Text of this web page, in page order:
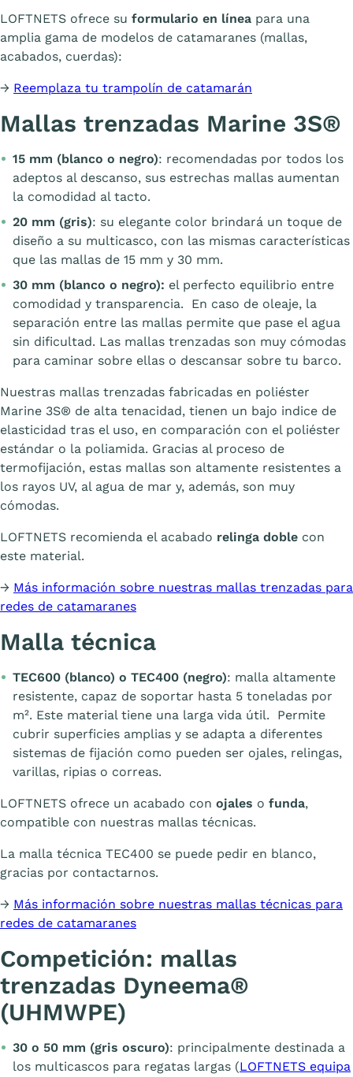
LOFTNETS ofrece su formulario en línea para una
amplia gama de modelos de catamaranes (mallas,
acabados, cuerdas):
→ Reemplaza tu trampolín de catamarán
Mallas trenzadas Marine 3S®
15 mm (blanco o negro): recomendadas por todos los
adeptos al descanso, sus estrechas mallas aumentan
la comodidad al tacto.
20 mm (gris): su elegante color brindará un toque de
diseño a su multicasco, con las mismas características
que las mallas de 15 mm y 30 mm.
30 mm (blanco o negro): el perfecto equilibrio entre
comodidad y transparencia. En caso de oleaje, la
separación entre las mallas permite que pase el agua
sin dificultad. Las mallas trenzadas son muy cómodas
para caminar sobre ellas o descansar sobre tu barco.
Nuestras mallas trenzadas fabricadas en poliéster
Marine 3S® de alta tenacidad, tienen un bajo indice de
elasticidad tras el uso, en comparación con el poliéster
estándar o la poliamida. Gracias al proceso de
termofijación, estas mallas son altamente resistentes a
los rayos UV, al agua de mar y, además, son muy
cómodas.
LOFTNETS recomienda el acabado relinga doble con
este material.
→ Más información sobre nuestras mallas trenzadas para
redes de catamaranes
Malla técnica
TEC600 (blanco) o TEC400 (negro): malla altamente
resistente, capaz de soportar hasta 5 toneladas por
m². Este material tiene una larga vida útil. Permite
cubrir superficies amplias y se adapta a diferentes
sistemas de fijación como pueden ser ojales, relingas,
varillas, ripias o correas.
LOFTNETS ofrece un acabado con ojales o funda,
compatible con nuestras mallas técnicas.
La malla técnica TEC400 se puede pedir en blanco,
gracias por contactarnos.
→ Más información sobre nuestras mallas técnicas para
redes de catamaranes
Competición: mallas
trenzadas Dyneema®
(UHMWPE)
30 o 50 mm (gris oscuro): principalmente destinada a
los multicascos para regatas largas (LOFTNETS equipa